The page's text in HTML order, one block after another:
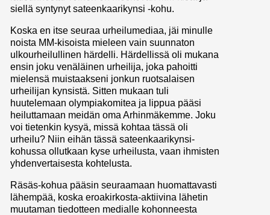
siellä syntynyt sateenkaarikynsi -kohu.
Koska en itse seuraa urheilumediaa, jäi minulle
noista MM-kisoista mieleen vain suunnaton
ulkourheilullinen härdelli. Härdellissä oli mukana
ensin joku venäläinen urheilija, joka pahoitti
mielensä muistaakseni jonkun ruotsalaisen
urheilijan kynsistä. Sitten mukaan tuli
huutelemaan olympiakomitea ja lippua pääsi
heiluttamaan meidän oma Arhinmäkemme. Joku
voi tietenkin kysyä, missä kohtaa tässä oli
urheilu? Niin eihän tässä sateenkaarikynsi-
kohussa ollutkaan kyse urheilusta, vaan ihmisten
yhdenvertaisesta kohtelusta.
Räsäs-kohua pääsin seuraamaan huomattavasti
lähempää, koska eroakirkosta-aktiivina lähetin
muutaman tiedotteen medialle kohonneesta